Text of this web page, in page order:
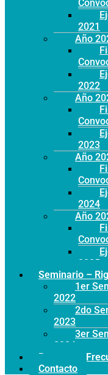
2021
Año
2022
Año
2023
Año
2024
Año
2025
Seminario –
1er
2022
2do
2023
3er
2024
Preguntas
Contacto